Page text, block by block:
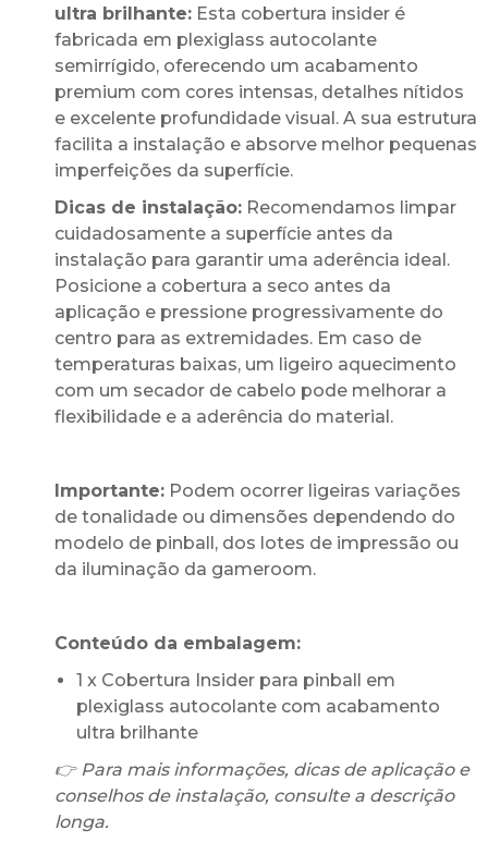
ultra brilhante: Esta cobertura insider é
fabricada em plexiglass autocolante
semirrígido, oferecendo um acabamento
premium com cores intensas, detalhes nítidos
e excelente profundidade visual. A sua estrutura
facilita a instalação e absorve melhor pequenas
imperfeições da superfície.
Dicas de instalação: Recomendamos limpar
cuidadosamente a superfície antes da
instalação para garantir uma aderência ideal.
Posicione a cobertura a seco antes da
aplicação e pressione progressivamente do
centro para as extremidades. Em caso de
temperaturas baixas, um ligeiro aquecimento
com um secador de cabelo pode melhorar a
flexibilidade e a aderência do material.
Importante: Podem ocorrer ligeiras variações
de tonalidade ou dimensões dependendo do
modelo de pinball, dos lotes de impressão ou
da iluminação da gameroom.
Conteúdo da embalagem:
1 x Cobertura Insider para pinball em
plexiglass autocolante com acabamento
ultra brilhante
👉 Para mais informações, dicas de aplicação e
conselhos de instalação, consulte a descrição
longa.